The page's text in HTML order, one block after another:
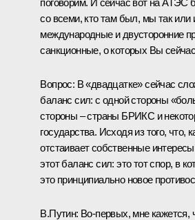
со всеми, кто там был, мы так или
международные и двусторонние
санкционные, о которых Вы
Вопрос: В «двадцатке» сейчас
баланс сил: с одной стороны
стороны ­­­– страны БРИКС и
государства. Исходя из того, что,
отстаивает собственные
этот баланс сил: это тот спор, в
это принципиально новое
В.Путин: Во‑первых, мне